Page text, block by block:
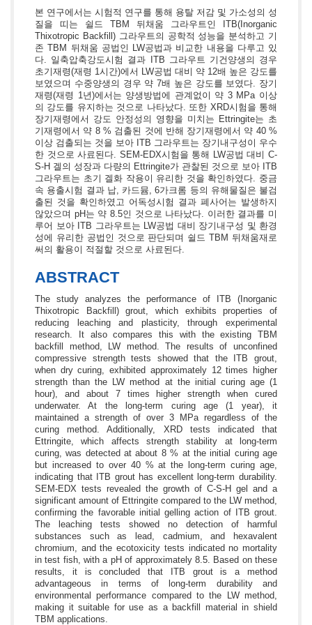
본 연구에서는 시험적 연구를 통해 용탈 저감 및 가소성의 성
질을 띠는 쉴드 TBM 뒤채움 그라우트인 ITB(Inorganic
Thixotropic Backfill) 그라우트의 공학적 성능을 분석하고 기
존 TBM 뒤채움 공법인 LW공법과 비교한 내용을 다루고 있
다. 일축압축강도시험 결과 ITB 그라우트 기건양생의 경우
초기재령(재령 1시간)에서 LW공법 대비 약 12배 높은 강도를
보였으며 수중양생의 경우 약 7배 높은 강도를 보였다. 장기
재령(재령 1년)에서는 양생방법에 관계없이 약 3 MPa 이상
의 강도를 유지하는 것으로 나타났다. 또한 XRD시험을 통해
장기재령에서 강도 안정성의 영향을 미치는 Ettringite는 초
기재령에서 약 8 % 검출된 것에 반해 장기재령에서 약 40 %
이상 검출되는 것을 보아 ITB 그라우트는 장기내구성이 우수
한 것으로 사료된다. SEM-EDX시험을 통해 LW공법 대비 C-
S-H 겔의 성장과 다량의 Ettringite가 관찰된 것으로 보아 ITB
그라우트는 초기 겔화 작용이 유리한 것을 확인하였다. 중금
속 용출시험 결과 납, 카드뮴, 6가크롬 등의 유해물질은 불검
출된 것을 확인하였고 어독성시험 결과 폐사어는 발생하지
않았으며 pH는 약 8.5인 것으로 나타났다. 이러한 결과를 미
루어 보아 ITB 그라우트는 LW공법 대비 장기내구성 및 환경
성에 유리한 공법인 것으로 판단되며 쉴드 TBM 뒤채움재로
써의 활용이 적절할 것으로 사료된다.
ABSTRACT
The study analyzes the performance of ITB (Inorganic
Thixotropic Backfill) grout, which exhibits properties of
reducing leaching and plasticity, through experimental
research. It also compares this with the existing TBM
backfill method, LW method. The results of unconfined
compressive strength tests showed that the ITB grout,
when dry curing, exhibited approximately 12 times higher
strength than the LW method at the initial curing age (1
hour), and about 7 times higher strength when cured
underwater. At the long-term curing age (1 year), it
maintained a strength of over 3 MPa regardless of the
curing method. Additionally, XRD tests indicated that
Ettringite, which affects strength stability at long-term
curing, was detected at about 8 % at the initial curing age
but increased to over 40 % at the long-term curing age,
indicating that ITB grout has excellent long-term durability.
SEM-EDX tests revealed the growth of C-S-H gel and a
significant amount of Ettringite compared to the LW method,
confirming the favorable initial gelling action of ITB grout.
The leaching tests showed no detection of harmful
substances such as lead, cadmium, and hexavalent
chromium, and the ecotoxicity tests indicated no mortality
in test fish, with a pH of approximately 8.5. Based on these
results, it is concluded that ITB grout is a method
advantageous in terms of long-term durability and
environmental performance compared to the LW method,
making it suitable for use as a backfill material in shield
TBM applications.